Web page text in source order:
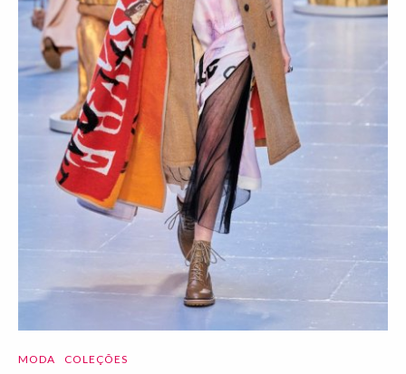
MODA COLEÇÕES